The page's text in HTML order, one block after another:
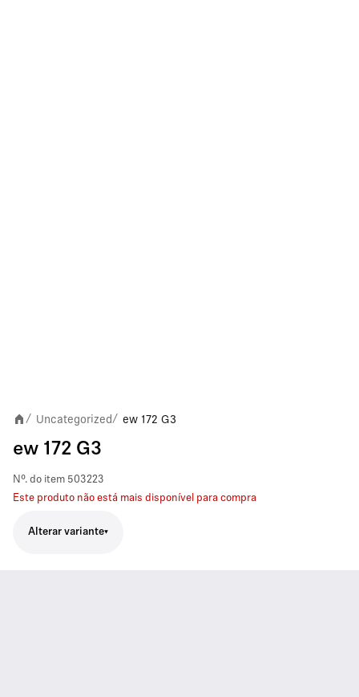
/ Uncategorized/ ew 172 G3
ew 172 G3
Nº. do item 503223
Este produto não está mais disponível para compra
Alterar variante